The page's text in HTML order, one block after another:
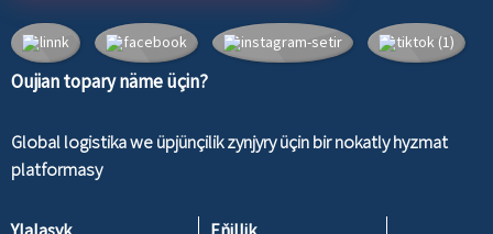
Oujian topary näme üçin?
Global logistika we üpjünçilik zynjyry üçin bir nokatly hyzmat
platformasy